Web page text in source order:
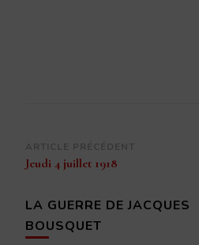
Navigation
d’article
Jeudi 4 juillet 1918
LA GUERRE DE JACQUES
BOUSQUET